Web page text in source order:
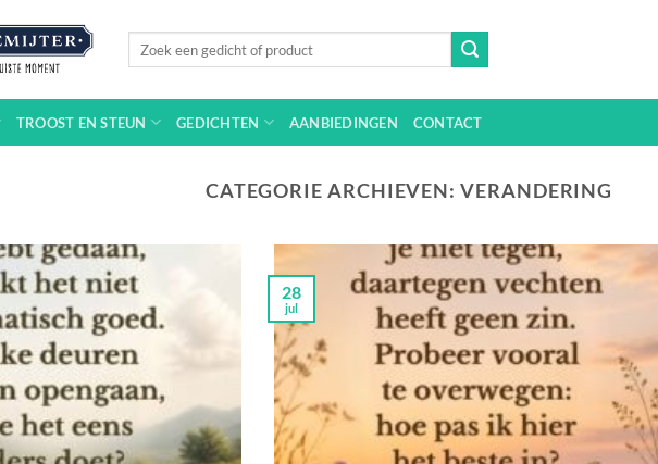
TROOST EN STEUN GEDICHTEN AANBIEDINGEN CONTACT
CATEGORIE ARCHIEVEN:VERANDERING
28
jul